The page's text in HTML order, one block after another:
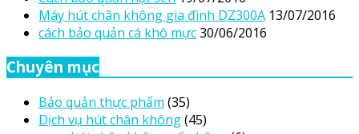
Máy hút chân không gia đình DZ300A 13/07/2016
cách bảo quản cá khô mực30/06/2016
Chuyên mục
Bảo quản thực phẩm (35)
Dịch vụ hút chân không(45)